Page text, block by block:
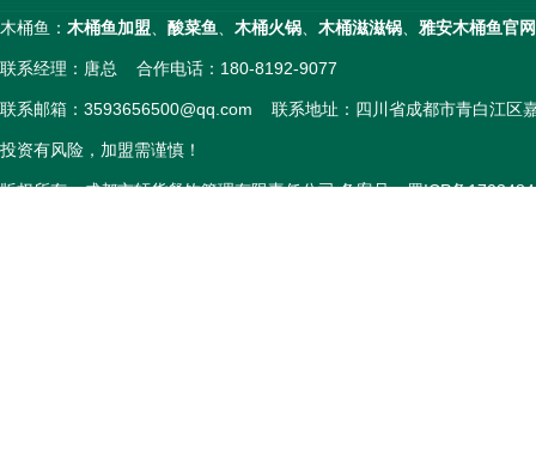
木桶鱼： 木桶鱼加盟 酸菜鱼 木桶火锅 木桶滋滋锅 雅安木桶鱼官网
联系经理：唐总 合作电话：180-8192-9077
联系邮箱：3593656500@qq.com 联系地址：四川省成都市青白江区
投资有风险，加盟需谨慎！
版权所有：成都市轩货餐饮管理有限责任公司 备案号：蜀ICP备